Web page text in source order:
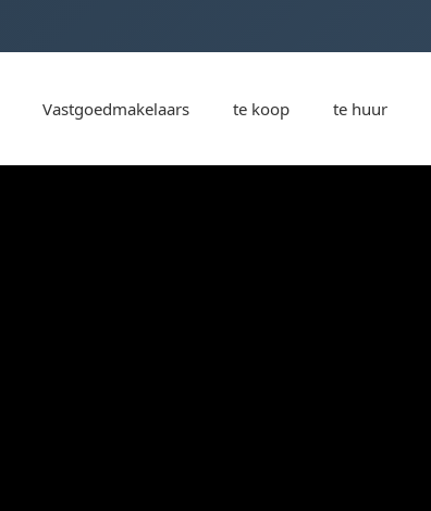
Vastgoedmakelaars te koop te huur